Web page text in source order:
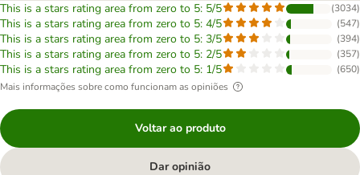
This is a stars rating area from zero to 5: 5/5 (3034)
This is a stars rating area from zero to 5: 4/5 (547)
This is a stars rating area from zero to 5: 3/5 (394)
This is a stars rating area from zero to 5: 2/5 (357)
This is a stars rating area from zero to 5: 1/5 (650)
Mais informações sobre como funcionam as opiniões
Voltar ao produto
Dar opinião